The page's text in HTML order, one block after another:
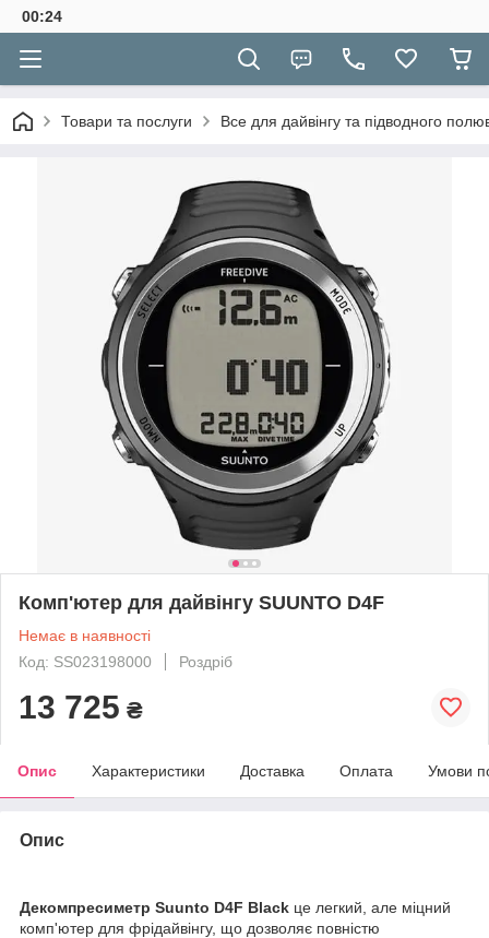
00:24
Товари та послуги Все для дайвінгу та підводного
Комп'ютер для дайвінгу SUUNTO D4F
Немає в наявності
Код: SS023198000
Роздріб
13 725 ₴
Опис Характеристики Доставка Оплата Умови
Опис
Декомпресиметр Suunto D4F Black це легкий, але міцний
комп'ютер для фрідайвінгу, що дозволяє повністю